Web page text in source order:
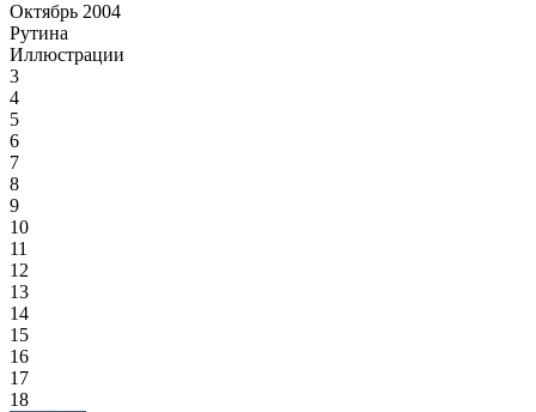
Октябрь 2004
Рутина
Иллюстрации
3
4
5
6
7
8
9
10
11
12
13
14
15
16
17
18